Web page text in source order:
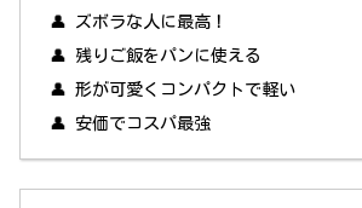
👤 ズボラな人に最高！
👤 残りご飯をパンに使える
👤 形が可愛くコンパクトで軽い
👤 安価でコスパ最強